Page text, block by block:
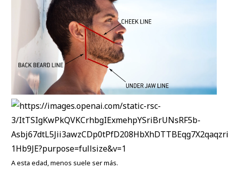
A esta edad, menos suele ser más.